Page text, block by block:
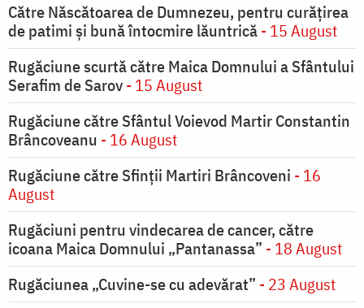
Către Născătoarea de Dumnezeu, pentru curățirea
de patimi și bună întocmire lăuntrică- 15 August
Rugăciune scurtă către Maica Domnului a Sfântului
Serafim de Sarov- 15 August
Rugăciune către Sfântul Voievod Martir Constantin
Brâncoveanu - 16 August
Rugăciune către Sfinții Martiri Brâncoveni - 16
August
Rugăciuni pentru vindecarea de cancer, către
icoana Maica Domnului „Pantanassa” - 18 August
Rugăciunea „Cuvine-se cu adevărat” - 23 August